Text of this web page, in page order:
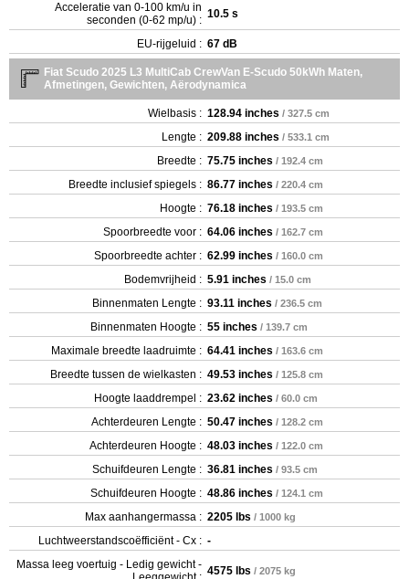
Acceleratie van 0-100 km/u in
seconden (0-62 mp/u) : 10.5 s
EU-rijgeluid : 67 dB
Fiat Scudo 2025 L3 MultiCab CrewVan E-Scudo 50kWh Maten,
Afmetingen, Gewichten, Aërodynamica
Wielbasis : 128.94 inches / 327.5 cm
Lengte : 209.88 inches / 533.1 cm
Breedte : 75.75 inches / 192.4 cm
Breedte inclusief spiegels : 86.77 inches / 220.4 cm
Hoogte : 76.18 inches / 193.5 cm
Spoorbreedte voor : 64.06 inches / 162.7 cm
Spoorbreedte achter : 62.99 inches / 160.0 cm
Bodemvrijheid : 5.91 inches / 15.0 cm
Binnenmaten Lengte : 93.11 inches / 236.5 cm
Binnenmaten Hoogte : 55 inches / 139.7 cm
Maximale breedte laadruimte : 64.41 inches / 163.6 cm
Breedte tussen de wielkasten : 49.53 inches / 125.8 cm
Hoogte laaddrempel : 23.62 inches / 60.0 cm
Achterdeuren Lengte : 50.47 inches / 128.2 cm
Achterdeuren Hoogte : 48.03 inches / 122.0 cm
Schuifdeuren Lengte : 36.81 inches / 93.5 cm
Schuifdeuren Hoogte : 48.86 inches / 124.1 cm
Max aanhangermassa : 2205 lbs / 1000 kg
Luchtweerstandscoëfficiënt - Cx : -
Massa leeg voertuig - Ledig gewicht - 4575 lbs / 2075 kg